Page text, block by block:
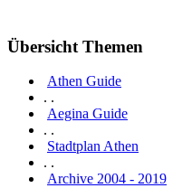
Übersicht Themen
Athen Guide
. .
Aegina Guide
. .
Stadtplan Athen
. .
Archive 2004 - 2019